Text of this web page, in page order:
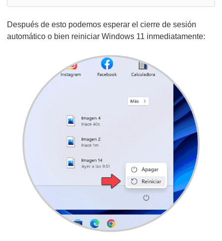
Después de esto podemos esperar el cierre de sesión
automático o bien reiniciar Windows 11 inmediatamente: